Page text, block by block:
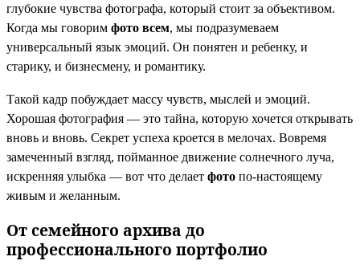
глубокие чувства фотографа, который стоит за объективом.
Когда мы говорим фото всем, мы подразумеваем
универсальный язык эмоций. Он понятен и ребенку, и
старику, и бизнесмену, и романтику.
Такой кадр побуждает массу чувств, мыслей и эмоций.
Хорошая фотография — это тайна, которую хочется открывать
вновь и вновь. Секрет успеха кроется в мелочах. Вовремя
замеченный взгляд, пойманное движение солнечного луча,
искренняя улыбка — вот что делает фото по-настоящему
живым и желанным.
От семейного архива до
профессионального портфолио